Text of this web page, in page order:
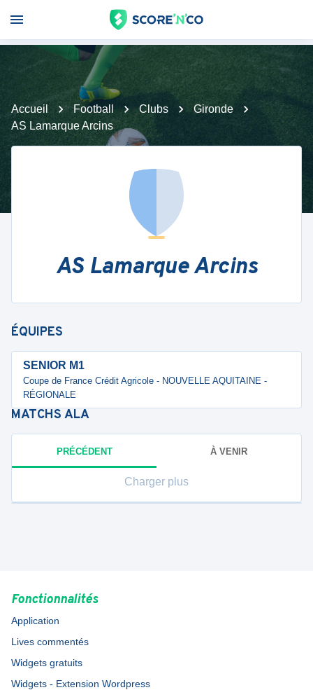
Accueil Football Clubs
Gironde
AS Lamarque Arcins
AS Lamarque Arcins
ÉQUIPES
SENIOR M1
Coupe de France Crédit Agricole - NOUVELLE AQUITAINE -
RÉGIONALE
MATCHS ALA
PRÉCÉDENT À VENIR
Charger plus
Fonctionnalités
Application
Lives commentés
Widgets gratuits
Widgets - Extension Wordpress